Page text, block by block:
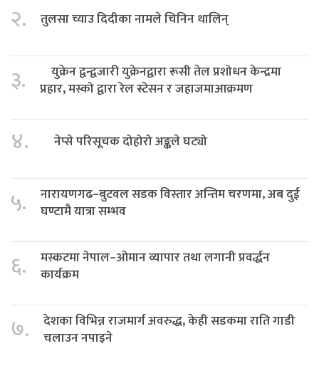
२. तुलसा च्याउ दिदीका नामले चिनिन थालिन्
३.
युक्रेन द्वन्द्वजारी युक्रेनद्वारा रूसी तेल प्रशोधन केन्द्रमा
प्रहार, मस्को द्वारा रेल स्टेसन र जहाजमाआक्रमण
४. नेप्से परिसूचक दोहोरो अङ्कले घट्यो
५.
नारायणगढ–बुटवल सडक विस्तार अन्तिम चरणमा, अब दुई
घण्टामै यात्रा सम्भव
६.
मस्कटमा नेपाल–ओमान व्यापार तथा लगानी प्रवर्द्धन
कार्यक्रम
७.
देशका विभिन्न राजमार्ग अवरुद्ध, केही सडकमा राति गाडी
चलाउन नपाइने